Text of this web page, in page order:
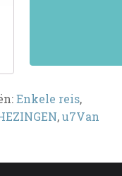
Enkele reis,
,u7Van